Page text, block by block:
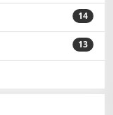
14
13